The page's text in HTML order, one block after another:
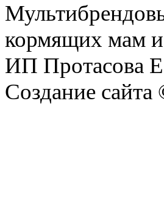
кормящих мам
ИП Протасова
Создание сайта